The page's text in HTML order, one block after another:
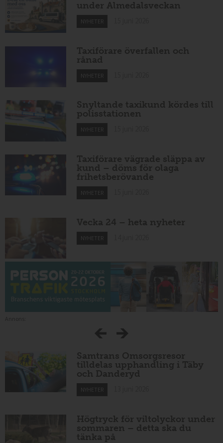
under Almedalsveckan
NYHETER
Taxiförare överfallen och
rånad
NYHETER
Snyltande taxikund kördes till
polisstationen
NYHETER
Taxiförare vägrade släppa av
kund – döms för olaga
frihetsberövande
NYHETER
Vecka 24 – heta nyheter
NYHETER
Samtrans Omsorgsresor
tilldelas upphandling i Täby
och Danderyd
NYHETER
Högtryck för viltolyckor under
sommaren – detta ska du
tänka på